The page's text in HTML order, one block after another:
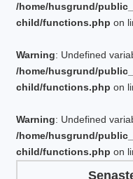
/home/husgrund/
child/functions.php on
Warning: Undefined
/home/husgrund/
child/functions.php on
Warning: Undefined
/home/husgrund/
child/functions.php on